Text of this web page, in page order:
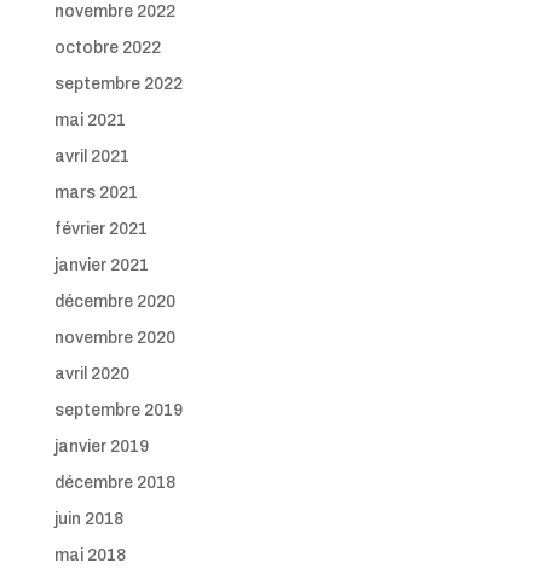
novembre 2022
octobre 2022
septembre 2022
mai 2021
avril 2021
mars 2021
février 2021
janvier 2021
décembre 2020
novembre 2020
avril 2020
septembre 2019
janvier 2019
décembre 2018
juin 2018
mai 2018